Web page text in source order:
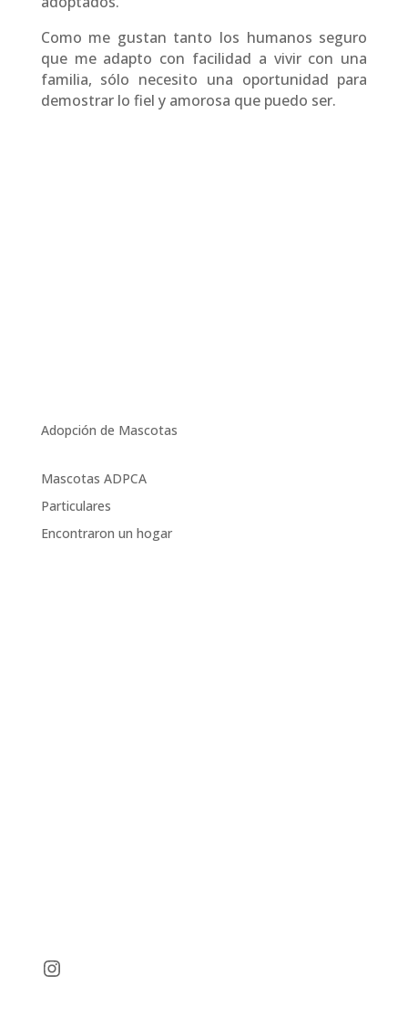
Como me gustan tanto los humanos seguro
que me adapto con facilidad a vivir con una
familia, sólo necesito una oportunidad para
demostrar lo fiel y amorosa que puedo ser.
Adopción de Mascotas
Mascotas ADPCA
Particulares
Encontraron un hogar
Instagram